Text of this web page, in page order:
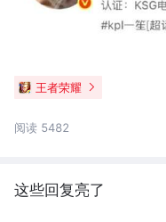
王者荣耀
阅读 5482
这些回复亮了